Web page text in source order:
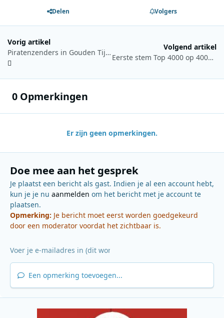
Delen Volgers
Vorig artikel
Piratenzenders in Gouden Tijden
Volgend artikel
Eerste stem Top 4000 op 4000 meter hoogte
0 Opmerkingen
Er zijn geen opmerkingen.
Doe mee aan het gesprek
Je plaatst een bericht als gast. Indien je al een account hebt,
kun je je nu aanmelden om het bericht met je account te
plaatsen.
Opmerking: Je bericht moet eerst worden goedgekeurd
door een moderator voordat het zichtbaar is.
Een opmerking toevoegen...